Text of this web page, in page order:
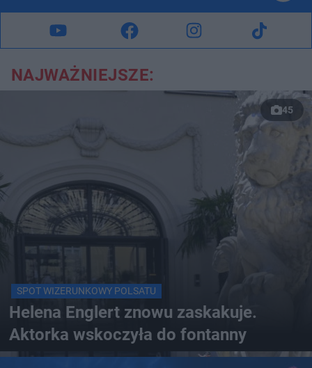
NAJWAŻNIEJSZE:
45
SPOT WIZERUNKOWY POLSATU
Helena Englert znowu zaskakuje.
Aktorka wskoczyła do fontanny